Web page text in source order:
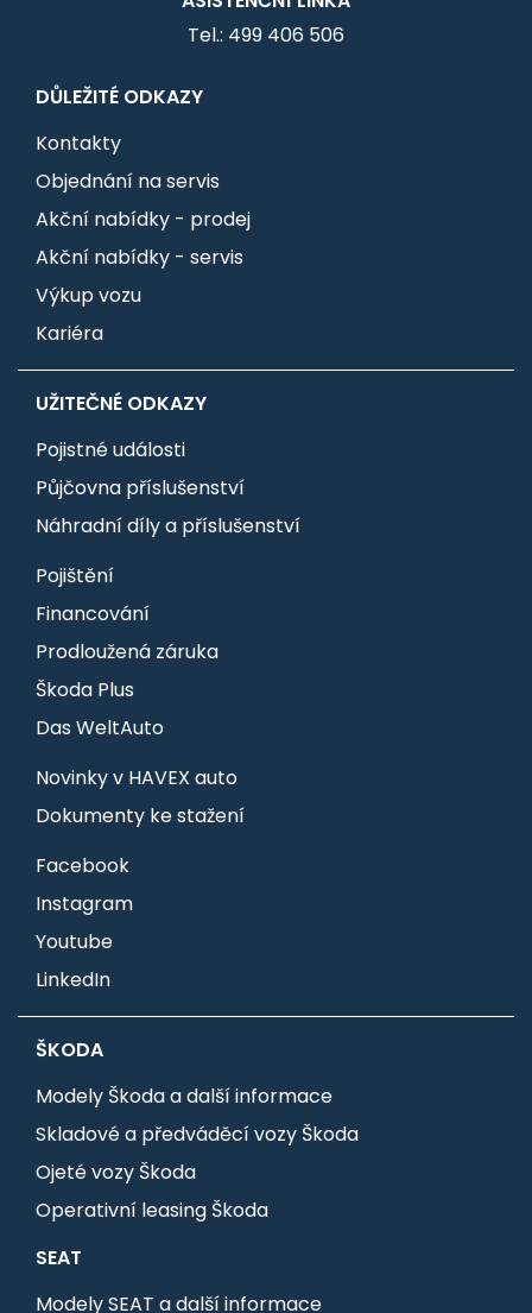
Tel.: 499 406 506
DŮLEŽITÉ ODKAZY
Kontakty
Objednání na servis
Akční nabídky - prodej
Akční nabídky - servis
Výkup vozu
Kariéra
UŽITEČNÉ ODKAZY
Pojistné události
Půjčovna příslušenství
Náhradní díly a příslušenství
Pojištění
Financování
Prodloužená záruka
Škoda Plus
Das WeltAuto
Novinky v HAVEX auto
Dokumenty ke stažení
Facebook
Instagram
Youtube
LinkedIn
ŠKODA
Modely Škoda a další informace
Skladové a předváděcí vozy Škoda
Ojeté vozy Škoda
Operativní leasing Škoda
SEAT
Modely SEAT a další informace